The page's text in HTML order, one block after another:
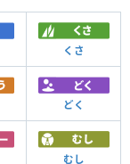
くさ
どく
むし